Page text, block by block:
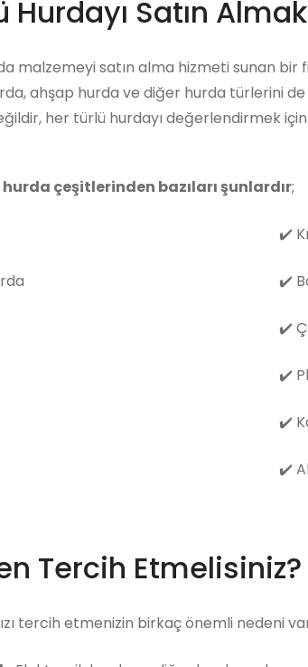
Hurdayı Satın
malzemeyi satın alma hizmeti sunan bir
ahşap hurda ve diğer hurda türlerini
her türlü hurdayı değerlendirmek
hurda çeşitlerinden bazıları şunlardır;
✔️
✔️
✔️
✔️
✔️
✔️
Tercih Etmelisiniz?
tercih etmenizin birkaç önemli nedeni